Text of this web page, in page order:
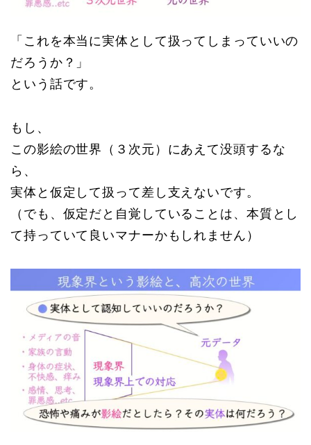
「これを本当に実体として扱ってしまっていいの
だろうか？」
という話です。
もし、
この影絵の世界（３次元）にあえて没頭するな
ら、
実体と仮定して扱って差し支えないです。
（でも、仮定だと自覚していることは、本質とし
て持っていて良いマナーかもしれません）